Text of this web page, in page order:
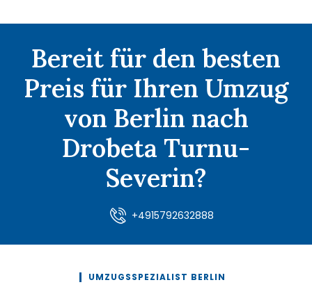
Bereit für den besten
Preis für Ihren Umzug
von Berlin nach
Drobeta Turnu-
Severin?
+4915792632888
UMZUGSSPEZIALIST BERLIN